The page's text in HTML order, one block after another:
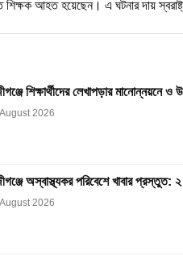
শিক্ষক আহত হয়েছেন। এ ঘটনার দায়
শিক্ষার্থীদের লেখাপড়ার মানোন্নয়নে
2026
অস্বাস্থ্যকর পরিবেশে খাবার প্রস্তুত:
2026